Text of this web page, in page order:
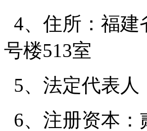
4、住所：福建
号楼513室
5、法定代表人
6、注册资本：